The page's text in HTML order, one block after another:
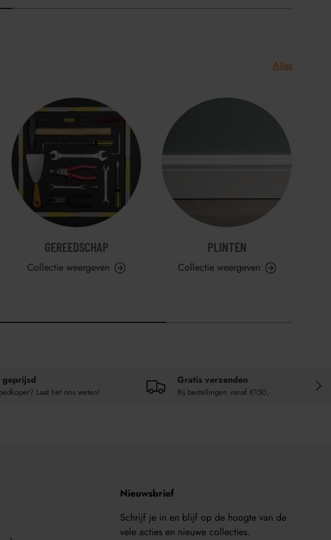
Alles
GEREEDSCHAP
Collectie weergeven
PLINTEN
Collectie weergeven
geprijsd
Laat het ons weten!
Gratis verzenden
Bij bestellingen vanaf €150,-
Nieuwsbrief
Schrijf je in en blijf op de hoogte van de
vele acties en nieuwe collecties.